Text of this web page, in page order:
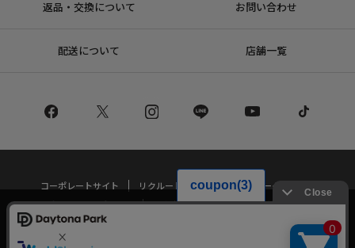
返品・交換について お問い合わせ
配送について 店舗一覧
コーポレートサイト リクルート
サステナブルマークについて
プライバシーポリシー
特定商取引法・古物営業法に基づく表記
当サイトでは利用体験の向上およびコンテンツの最適な提供、トラフィック
の分析を目的としてCookieを使用しています。